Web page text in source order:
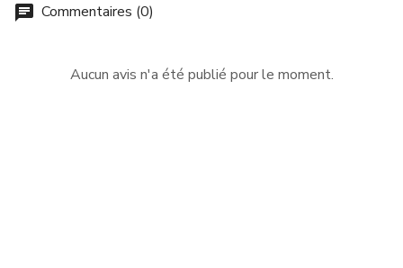
chat Commentaires (0)
Aucun avis n'a été publié pour le moment.